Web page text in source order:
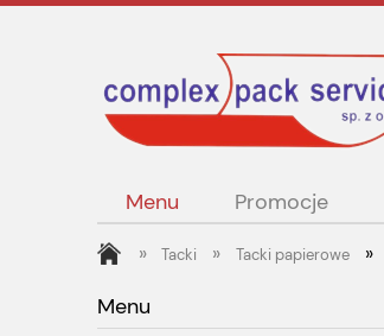
Menu Promocje
» Tacki » Tacki papierowe »
Menu